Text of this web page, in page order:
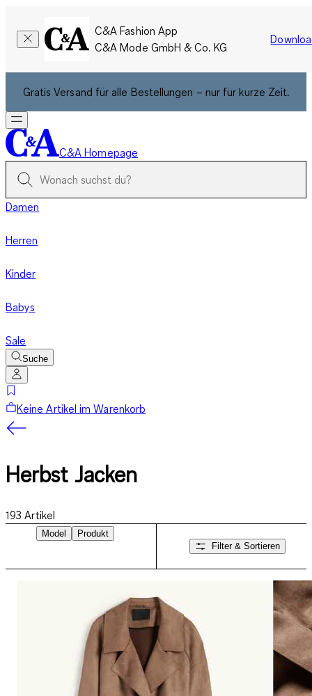
C&A Fashion App
C&A Mode GmbH & Co. KG
Gratis Versand für alle Bestellungen – nur für kurze Zeit.
C&A Homepage
Damen
Herren
Kinder
Babys
Sale
Suche
Keine Artikel im Warenkorb
Herbst Jacken
193 Artikel
Model
Produkt
Filter & Sortieren